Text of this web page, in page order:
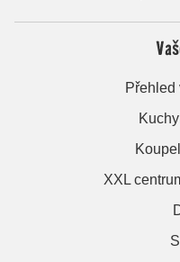
Přehled
XXL